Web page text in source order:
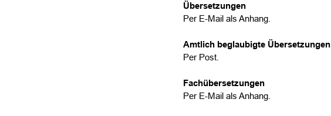
Übersetzungen
Per E-Mail als Anhang.
Amtlich beglaubigte Übersetzungen
Per Post.
Fachübersetzungen
Per E-Mail als Anhang.